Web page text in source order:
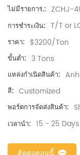
ไม่มีรายการ.: ZCHJ-
การชำระเงิน: T/T or
ราคา: $3200/Ton
ขั้นต่ำ: 3 Tons
แหล่งกำเนิดสินค้า:
สี: Customized
พอร์ตการจัดส่งสินค้า:
เวลานำ: 15 - 25 Days